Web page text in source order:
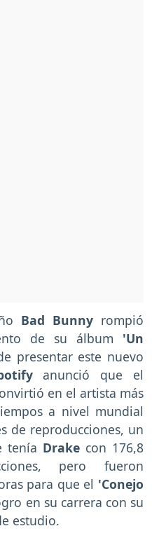
Bad Bunny rompió
de su álbum 'Un
presentar este nuevo
anunció que el
en el artista más
a nivel mundial
de reproducciones, un
tenía Drake con 176,8
pero fueron
para que el 'Conejo
en su carrera con su
estudio.